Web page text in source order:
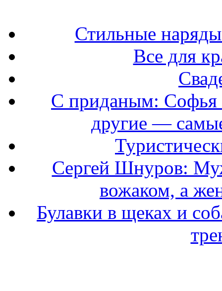
Стильные
Все для
С приданым: Софья
другие —
Сергей Шнуров:
вожаком, а
Булавки в щеках и